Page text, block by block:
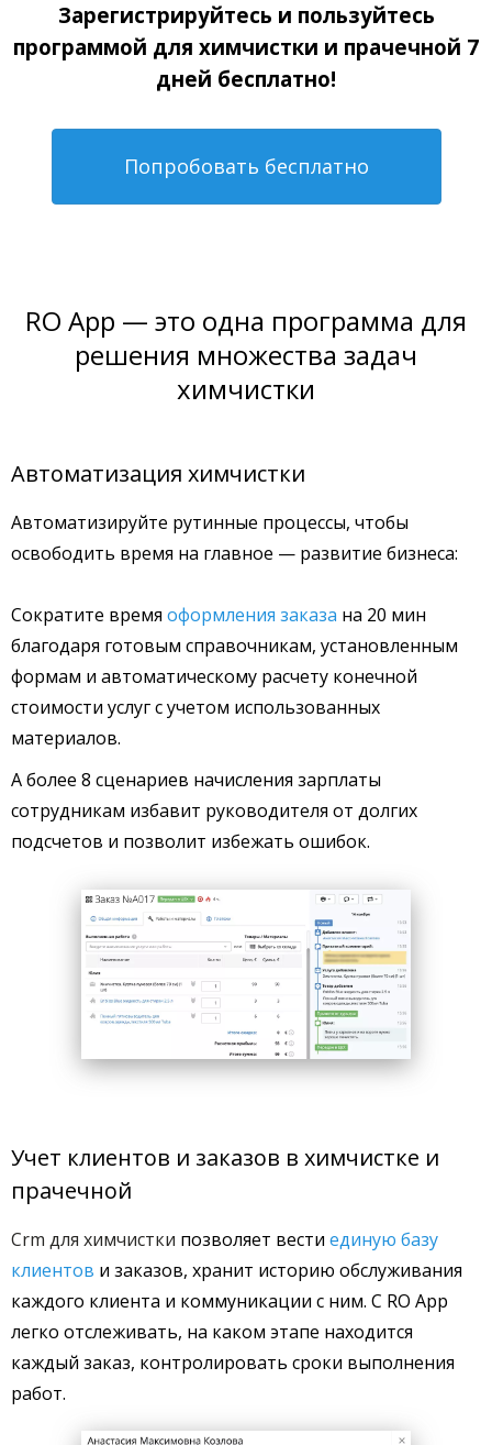
Зарегистрируйтесь и пользуйтесь
программой для химчистки и прачечной 7
дней бесплатно!
Попробовать бесплатно
RO App — это одна программа для
решения множества задач
химчистки
Автоматизация химчистки
Автоматизируйте рутинные процессы, чтобы
освободить время на главное — развитие бизнеса:
Сократите время оформления заказа на 20 мин
благодаря готовым справочникам, установленным
формам и автоматическому расчету конечной
стоимости услуг с учетом использованных
материалов.
А более 8 сценариев начисления зарплаты
сотрудникам избавит руководителя от долгих
подсчетов и позволит избежать ошибок.
Учет клиентов и заказов в химчистке и
прачечной
Crm для химчистки позволяет вести единую базу
клиентов и заказов, хранит историю обслуживания
каждого клиента и коммуникации с ним. С RO App
легко отслеживать, на каком этапе находится
каждый заказ, контролировать сроки выполнения
работ.